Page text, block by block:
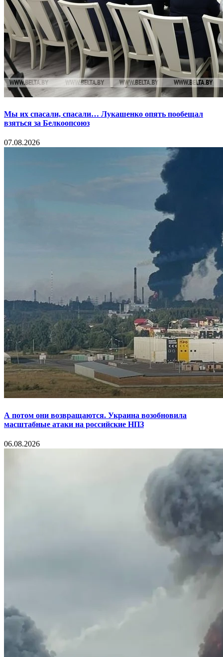
Мы их спасали, спасали… Лукашенко опять пообещал
взяться за Белкоопсоюз
07.08.2026
А потом они возвращаются. Украина возобновила
масштабные атаки на российские НПЗ
06.08.2026